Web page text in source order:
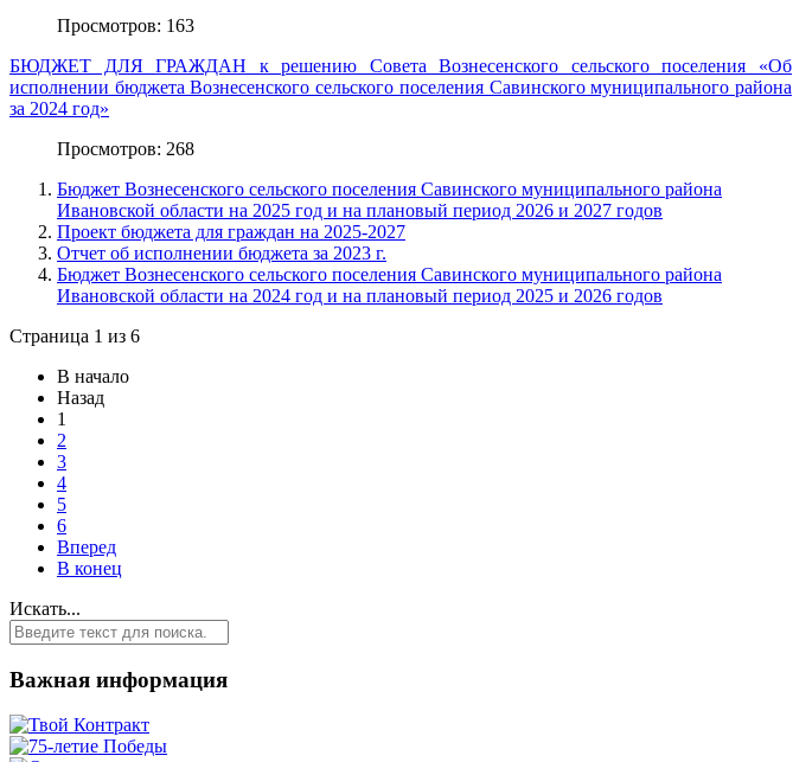
Просмотров: 163
БЮДЖЕТ ДЛЯ ГРАЖДАН к решению Совета Вознесенского сельского поселения «Об
исполнении бюджета Вознесенского сельского поселения Савинского муниципального района
за 2024 год»
Просмотров: 268
Бюджет Вознесенского сельского поселения Савинского муниципального района
Ивановской области на 2025 год и на плановый период 2026 и 2027 годов
Проект бюджета для граждан на 2025-2027
Отчет об исполнении бюджета за 2023 г.
Бюджет Вознесенского сельского поселения Савинского муниципального района
Ивановской области на 2024 год и на плановый период 2025 и 2026 годов
Страница 1 из 6
В начало
Назад
1
2
3
4
5
6
Вперед
В конец
Искать...
Важная информация